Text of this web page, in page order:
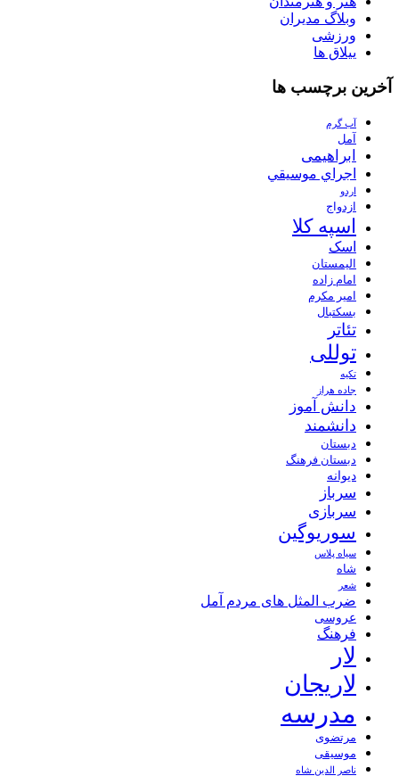
وبلاگ مدیران
ورزشی
ییلاق ها
آخرین برچسب ها
آب گرم
آمل
ابراهیمی
اجراي موسيقي
اردو
ازدواج
اسپه کلا
اسک
الیمستان
امام زاده
امیر مکرم
بسکتبال
تئاتر
توللی
تکیه
جاده هراز
دانش آموز
دانشمند
دبستان
دبستان فرهنگ
دیوانه
سرباز
سربازی
سوریوگین
سیاه پلاس
شاه
شعر
ضرب المثل های مردم آمل
عروسی
فرهنگ
لار
لاریجان
مدرسه
مرتضوی
موسیقی
ناصر الدین شاه